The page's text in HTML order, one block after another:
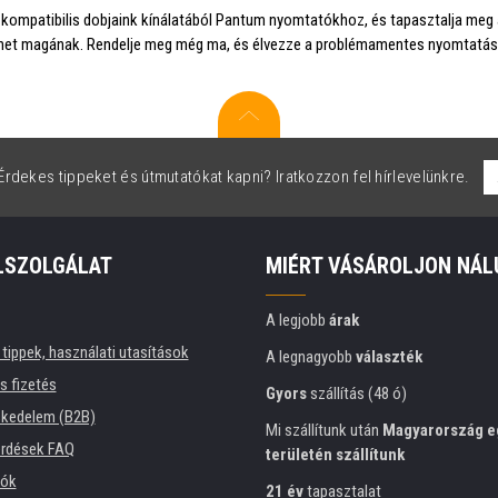
dobjaink kínálatából Pantum nyomtatókhoz, és tapasztalja
magának. Rendelje meg még ma, és élvezze a problémamentes
tippeket és útmutatókat kapni? Iratkozzon fel hírlevelünkre.
használati utasítások
fizetés
(B2B)
FAQ
MIÉRT VÁSÁROLJON
A legjobb árak
A legnagyobb választék
Gyorsszállítás (48 ó)
Mi szállítunk után Magyarország
területén szállítunk
21 évtapasztalat